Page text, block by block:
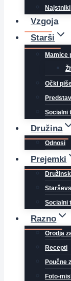
Najstniki
Vzgoja
Starši
Mamice
Očki
Socialni
Družina
Odnosi
Prejemki
Socialni
Razno
Orodja
Recepti
Poučne
Foto-